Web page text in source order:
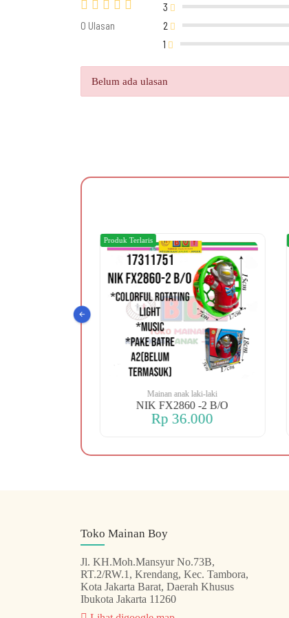
0 Ulasan
3
2
1
Belum ada ulasan
Mainan anak laki-laki
NIK FX2860 -2 B/O
Rp 36.000
Produk Terlaris
Toko Mainan Boy
Jl. KH.Moh.Mansyur No.73B,
RT.2/RW.1, Krendang, Kec. Tambora,
Kota Jakarta Barat, Daerah Khusus
Ibukota Jakarta 11260